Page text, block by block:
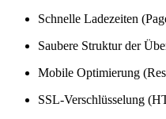
Schnelle Ladezeiten
Saubere Struktur der
Mobile Optimierung
SSL-Verschlüsselung